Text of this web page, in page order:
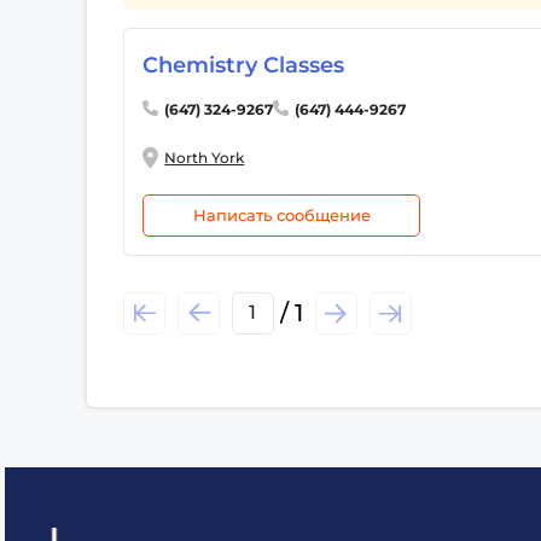
● University
Chemistry Classes
(647) 324-9267 (647) 444-9267
North York
Написать сообщение
1 / 1